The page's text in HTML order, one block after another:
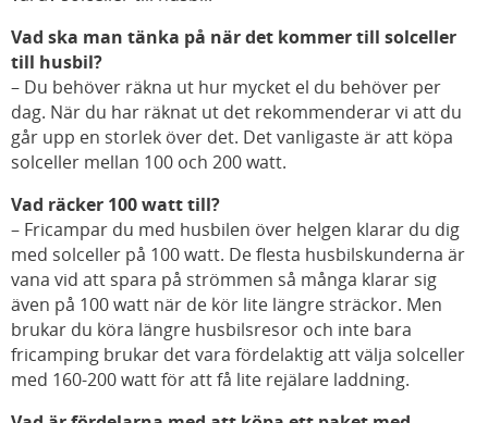
Vad ska man tänka på när det kommer till solceller
till husbil?
– Du behöver räkna ut hur mycket el du behöver per
dag. När du har räknat ut det rekommenderar vi att du
går upp en storlek över det. Det vanligaste är att köpa
solceller mellan 100 och 200 watt.
Vad räcker 100 watt till?
– Fricampar du med husbilen över helgen klarar du dig
med solceller på 100 watt. De flesta husbilskunderna är
vana vid att spara på strömmen så många klarar sig
även på 100 watt när de kör lite längre sträckor. Men
brukar du köra längre husbilsresor och inte bara
fricamping brukar det vara fördelaktig att välja solceller
med 160-200 watt för att få lite rejälare laddning.